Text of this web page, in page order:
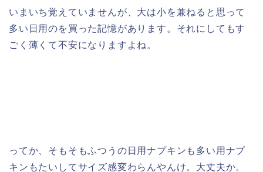
いまいち覚えていませんが、大は小を兼ねると思って
多い日用のを買った記憶があります。それにしてもす
ごく薄くて不安になりますよね。
ってか、そもそもふつうの日用ナプキンも多い用ナプ
キンもたいしてサイズ感変わらんやんけ。大丈夫か。